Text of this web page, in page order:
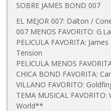
SOBRE JAMES BOND 007
EL MEJOR 007: Dalton /
007 MENOS FAVORITO:
PELICULA FAVORITA:
Tension
PELICULA MENOS
CHICA BOND FAVORITA:
VILLANO FAVORITO:
TEMA MUSICAL
World**